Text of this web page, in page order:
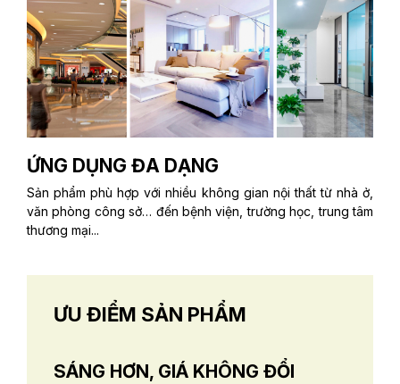
ỨNG DỤNG ĐA DẠNG
Sản phẩm phù hợp với nhiều không gian nội thất từ nhà ở,
văn phòng công sở… đến bệnh viện, trường học, trung tâm
thương mại...
ƯU ĐIỂM SẢN PHẨM
SÁNG HƠN, GIÁ KHÔNG ĐỔI